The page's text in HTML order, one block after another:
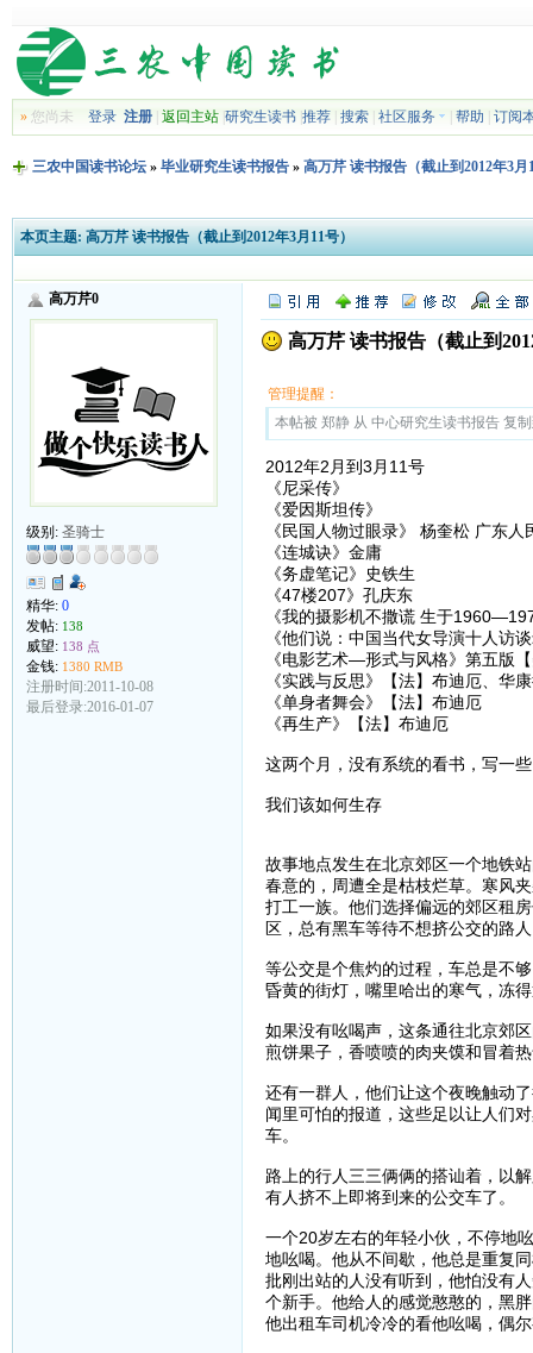
»您尚未 登录 注册| 返回主站| 研究生读书| 推荐| 搜索| 社区服务 帮助 订阅
三农中国读书论坛» 毕业研究生读书报告» 高万芹 读书报告（截止到2012年3月
本页主题: 高万芹 读书报告（截止到2012年3月11号）
高万芹0
级别: 圣骑士
精华: 0
发帖: 138
威望: 138 点
金钱: 1380 RMB
注册时间:2011-10-08
最后登录:2016-01-07
高万芹 读书报告（截止到
管理提醒：
本帖被 郑静 从 中心研究生读书报告 复
2012年2月到3月11号
《尼采传》
《爱因斯坦传》
《民国人物过眼录》 杨奎松 广东人
《连城诀》金庸
《务虚笔记》史铁生
《47楼207》孔庆东
《我的摄影机不撒谎 生于
《他们说：中国当代女导演十人访
《电影艺术—形式与风格》第五版
《实践与反思》【法】布迪厄、华
《单身者舞会》【法】布迪厄
《再生产》【法】布迪厄
这两个月，没有系统的看书，写一
我们该如何生存
故事地点发生在北京郊区一个地铁
春意的，周遭全是枯枝烂草。寒风
打工一族。他们选择偏远的郊区租
区，总有黑车等待不想挤公交的路
等公交是个焦灼的过程，车总是不
昏黄的街灯，嘴里哈出的寒气，冻
如果没有吆喝声，这条通往北京郊
煎饼果子，香喷喷的肉夹馍和冒着
还有一群人，他们让这个夜晚触动
闻里可怕的报道，这些足以让人们
车。
路上的行人三三俩俩的搭讪着，以
有人挤不上即将到来的公交车了。
一个20岁左右的年轻小伙，不停地
地吆喝。他从不间歇，他总是重复
批刚出站的人没有听到，他怕没有
个新手。他给人的感觉憨憨的，黑
他出租车司机冷冷的看他吆喝，偶